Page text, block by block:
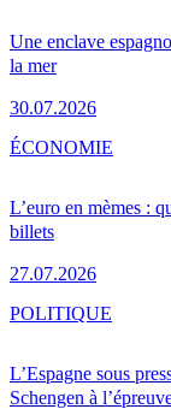
Une enclave
la mer
30.07.2026
L’euro en mèmes :
billets
27.07.2026
ÉCONOMIE
L’Espagne sous
Schengen à
POLITIQUE